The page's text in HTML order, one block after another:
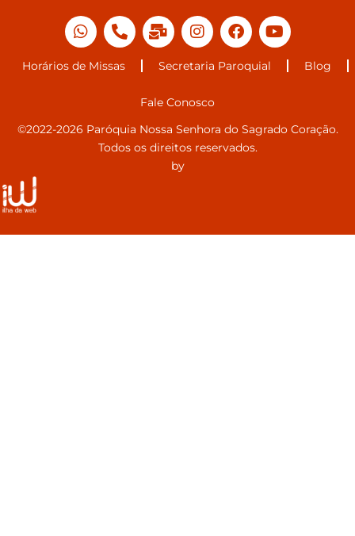
Horários de Missas Secretaria Paroquial Blog
Fale Conosco
©2022-2026 Paróquia Nossa Senhora do Sagrado Coração.
Todos os direitos reservados.
by